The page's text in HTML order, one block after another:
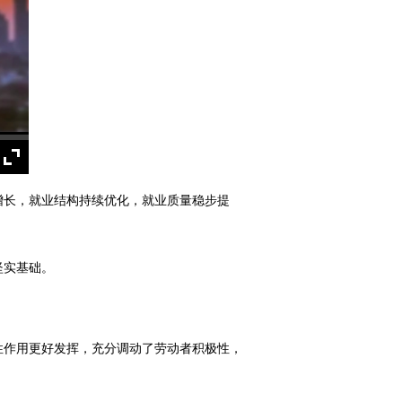
，就业结构持续优化，就业质量稳步提
基础。
用更好发挥，充分调动了劳动者积极性，